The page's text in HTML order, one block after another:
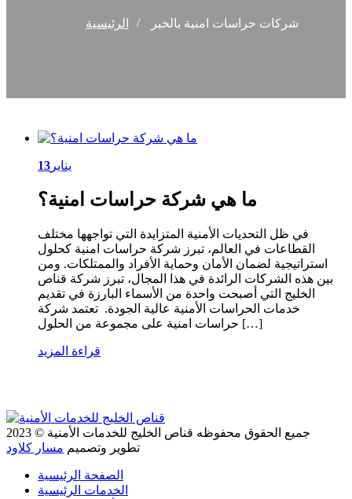
الرئيسية شركات حراسات امنية بالخبر
13 يناير
ما هي شركة حراسات امنية؟
في ظل التحديات الأمنية المتزايدة التي تواجهها مختلف
القطاعات في العالم، تبرز شركة حراسات امنية كحلول
استراتيجية لضمان الأمان وحماية الأفراد والممتلكات. ومن
بين هذه الشركات الرائدة في هذا المجال، تبرز شركة قناص
الخليج التي أصبحت واحدة من الأسماء البارزة في تقديم
خدمات الحراسات الأمنية عالية الجودة. تعتمد شركة
حراسات امنية على مجموعة من الحلول […]
قراءة المزيد
جميع الحقوق محفوظه قناص الخليج للخدمات الأمنية © 2023
تطوير وتصميم مسار كلاود
الصفحة الرئيسية
الخدمات الرئيسية